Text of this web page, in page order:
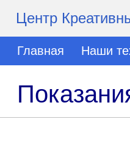
Центр
Главная Наши